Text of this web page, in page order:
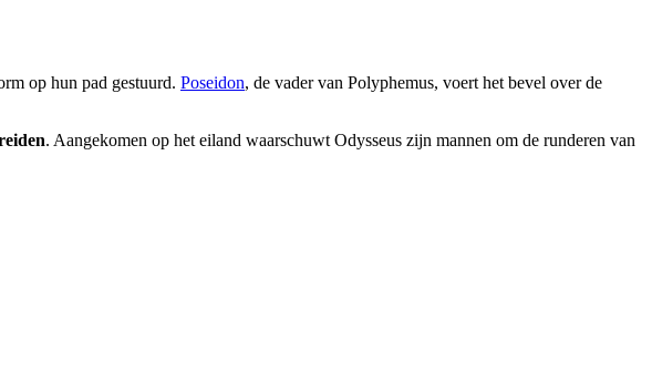
op hun pad gestuurd. Poseidon, de vader van Polyphemus, voert het bevel over de
. Aangekomen op het eiland waarschuwt Odysseus zijn mannen om de runderen van